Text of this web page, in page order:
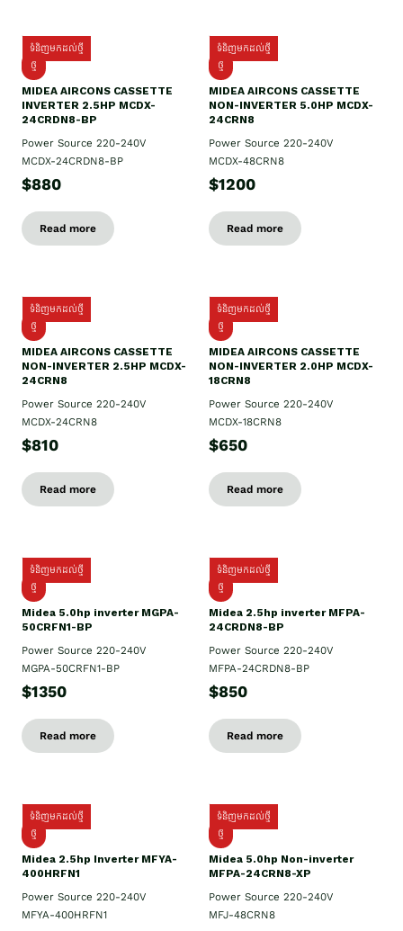
ទំនិញមកដល់ថ្មី
ថ្មី
MIDEA AIRCONS CASSETTE
INVERTER 2.5HP MCDX-
24CRDN8-BP
Power Source 220-240V
MCDX-24CRDN8-BP
$880
Read more
ទំនិញមកដល់ថ្មី
ថ្មី
MIDEA AIRCONS CASSETTE
NON-INVERTER 5.0HP MCDX-
24CRN8
Power Source 220-240V
MCDX-48CRN8
$1200
Read more
ទំនិញមកដល់ថ្មី
ថ្មី
MIDEA AIRCONS CASSETTE
NON-INVERTER 2.5HP MCDX-
24CRN8
Power Source 220-240V
MCDX-24CRN8
$810
Read more
ទំនិញមកដល់ថ្មី
ថ្មី
MIDEA AIRCONS CASSETTE
NON-INVERTER 2.0HP MCDX-
18CRN8
Power Source 220-240V
MCDX-18CRN8
$650
Read more
ទំនិញមកដល់ថ្មី
ថ្មី
Midea 5.0hp inverter MGPA-
50CRFN1-BP
Power Source 220-240V
MGPA-50CRFN1-BP
$1350
Read more
ទំនិញមកដល់ថ្មី
ថ្មី
Midea 2.5hp​ inverter MFPA-
24CRDN8-BP
Power Source 220-240V
MFPA-24CRDN8-BP
$850
Read more
ទំនិញមកដល់ថ្មី
ថ្មី
Midea 2.5hp Inverter MFYA-
400HRFN1
Power Source 220-240V
MFYA-400HRFN1
ទំនិញមកដល់ថ្មី
ថ្មី
Midea 5.0hp Non-inverter
MFPA-24CRN8-XP
Power Source 220-240V
MFJ-48CRN8